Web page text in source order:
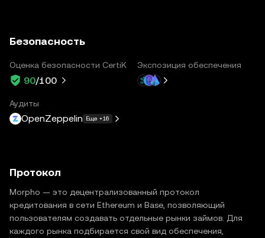
Безопасность
Оценка безопасности CertiK
90/100
Экспозиция обеспечения
Аудиты
OpenZeppelin Еще +16
Протокол
Morpho — это децентрализованный протокол
кредитования в сети Ethereum и Base, позволяющий
пользователям создавать отдельные рынки займов. Для
каждого рынка подбирается свой вид обеспечения,